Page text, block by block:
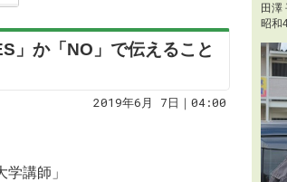
」か「NO」で伝えること
2019年6月 7日｜04:00
講師」
田
昭和